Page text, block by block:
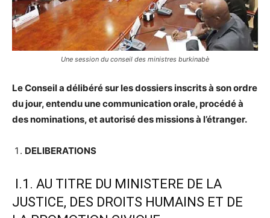
Une session du conseil des ministres burkinabè
Le Conseila délibéré sur les dossiers inscrits à son ordre
du jour, entendu une communication orale, procédé à
des nominations, et autorisé des missions à l’étranger.
DELIBERATIONS
I.1. AU TITRE DU MINISTERE DE LA
JUSTICE, DES DROITS HUMAINS ET DE